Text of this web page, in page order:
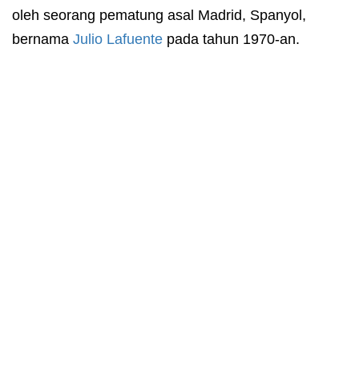
oleh seorang pematung asal Madrid, Spanyol,
bernama Julio Lafuente pada tahun 1970-an.